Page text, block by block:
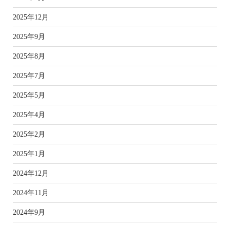
2025年12月
2025年9月
2025年8月
2025年7月
2025年5月
2025年4月
2025年2月
2025年1月
2024年12月
2024年11月
2024年9月